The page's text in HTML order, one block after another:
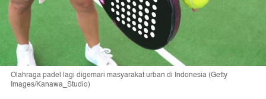
Olahraga padel lagi digemari masyarakat urban di Indonesia (Getty
Images/Kanawa_Studio)